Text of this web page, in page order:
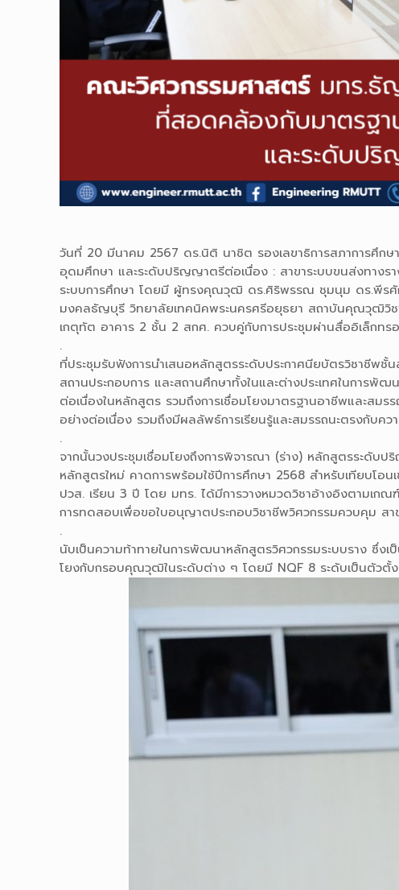
วันที่ 20 มีนาคม 2567 ดร.นิติ นาชิต รองเลขาธิการสภาการศึก
อุดมศึกษา และระดับปริญญาตรีต่อเนื่อง : สาขาระบบขนส่งทาง
ระบบการศึกษา โดยมี ผู้ทรงคุณวุฒิ ดร.ศิริพรรณ ชุมนุม ดร.พีรศั
มงคลธัญบุรี วิทยาลัยเทคนิคพระนครศรีอยุธยา สถาบันคุณวุฒิวิช
เกตุทัต อาคาร 2 ชั้น 2 สกศ. ควบคู่กับการประชุมผ่านสื่ออิเล็กท
.
ที่ประชุมรับฟังการนำเสนอหลักสูตรระดับประกาศนียบัตรวิชาชีพ
สถานประกอบการ และสถานศึกษาทั้งในและต่างประเทศในการพั
ต่อเนื่องในหลักสูตร รวมถึงการเชื่อมโยงมาตรฐานอาชีพและสมร
อย่างต่อเนื่อง รวมถึงมีผลลัพธ์การเรียนรู้และสมรรถนะตรงกับค
.
จากนั้นวงประชุมเชื่อมโยงถึงการพิจารณา (ร่าง) หลักสูตรระดับ
หลักสูตรใหม่ คาดการพร้อมใช้ปีการศึกษา 2568 สำหรับเทียบโอ
ปวส. เรียน 3 ปี โดย มทร. ได้มีการวางหมวดวิชาอ้างอิงตามเก
การทดสอบเพื่อขอใบอนุญาตประกอบวิชาชีพวิศวกรรมควบคุม สา
.
นับเป็นความท้าทายในการพัฒนาหลักสูตรวิศวกรรมระบบราง ซึ่
โยงกับกรอบคุณวุฒิในระดับต่าง ๆ โดยมี NQF 8 ระดับเป็นตัว